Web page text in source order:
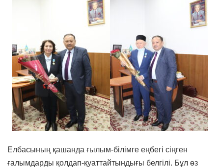
Елбасының қашанда ғылым-білімге еңбегі сіңген
ғалымдарды қолдап-қуаттайтындығы белгілі. Бұл өз